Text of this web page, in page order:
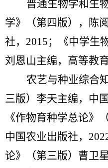
普通生物学和生
学》（第四版），陈
社， 2015；《中学生
刘恩山主编，高等教
农艺与种业综合知
三版）李天主编，中
《作物育种学总论》（
中国农业出版社，
论》（第三版）曹卫